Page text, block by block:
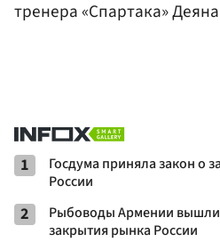
тренера «Спартака»
1
Госдума приняла закон о
России
2
Рыбоводы Армении вышли
закрытия рынка России